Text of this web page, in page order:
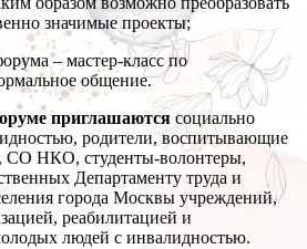
значимые проекты;
– мастер-класс по
общение.
приглашаютсясоциально
родители, воспитывающие
СО НКО, студенты-волонтеры,
Департаменту труда и
города Москвы учреждений,
реабилитацией и
людей с инвалидностью.